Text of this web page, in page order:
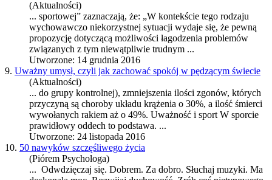
(Aktualności)
... sportowej” zaznaczają, że: „W kontekście tego rodzaju
wychowawczo niekorzystnej sytuacji wydaje się, że pewną
propozycję dotyczącą możliwości łagodzenia problemów
związanych z tym niewątpliwie trudnym ...
Utworzone: 14 grudnia 2016
9. Uważny umysł, czyli jak zachować spokój w pędzącym świecie
(Aktualności)
... do grupy kontrolnej), zmniejszenia ilości zgonów, których
przyczyną są choroby układu krążenia o 30%, a ilość śmierci
wywołanych rakiem aż o 49%. Uważność i sport W sporcie
prawidłowy oddech to podstawa. ...
Utworzone: 24 listopada 2016
10. 50 nawyków szczęśliwego życia
(Piórem Psychologa)
... Odwdzięczaj się. Dobrem. Za dobro. Słuchaj muzyki. Ma